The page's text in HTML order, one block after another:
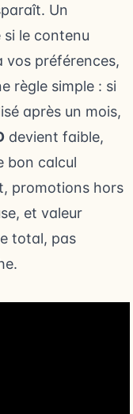
Un
si le contenu
préférences,
règle simple : si
après un mois,
devient faible,
bon calcul
promotions hors
et valeur
total, pas